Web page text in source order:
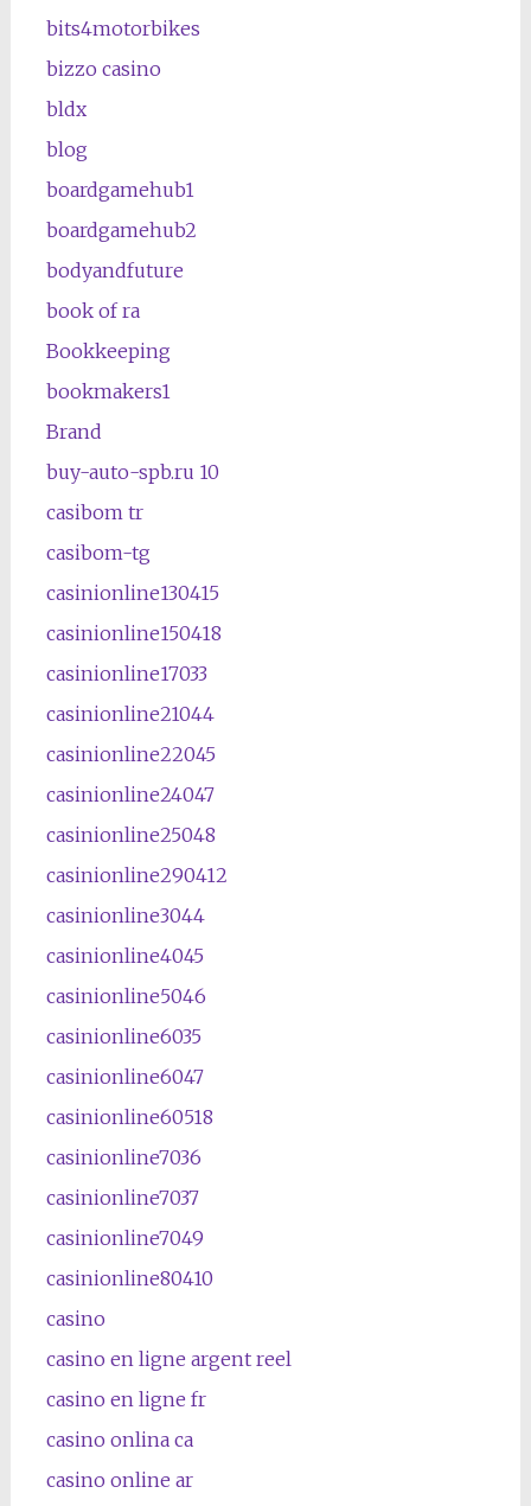
bits4motorbikes
bizzo casino
bldx
blog
boardgamehub1
boardgamehub2
bodyandfuture
book of ra
Bookkeeping
bookmakers1
Brand
buy-auto-spb.ru 10
casibom tr
casibom-tg
casinionline130415
casinionline150418
casinionline17033
casinionline21044
casinionline22045
casinionline24047
casinionline25048
casinionline290412
casinionline3044
casinionline4045
casinionline5046
casinionline6035
casinionline6047
casinionline60518
casinionline7036
casinionline7037
casinionline7049
casinionline80410
casino
casino en ligne argent reel
casino en ligne fr
casino onlina ca
casino online ar